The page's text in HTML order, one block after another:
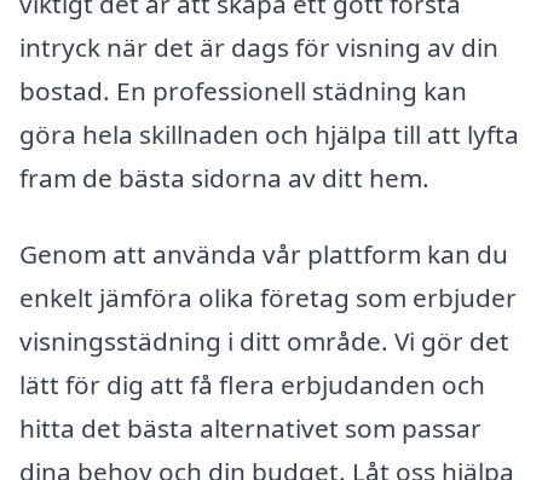
intryck när det är dags för visning av din
bostad. En professionell städning kan
göra hela skillnaden och hjälpa till att lyfta
fram de bästa sidorna av ditt hem.
Genom att använda vår plattform kan du
enkelt jämföra olika företag som erbjuder
visningsstädning i ditt område. Vi gör det
lätt för dig att få flera erbjudanden och
hitta det bästa alternativet som passar
dina behov och din budget. Låt oss hjälpa